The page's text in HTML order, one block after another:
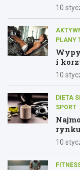
10
PLANY
i
10
DIETA
SPORT
10